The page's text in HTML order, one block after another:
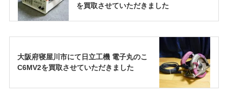
を買取させていただきました
大阪府寝屋川市にて日立工機 電子丸のこ
C6MV2を買取させていただきました